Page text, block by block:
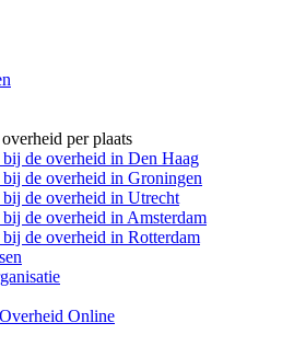
per plaats
bij de overheid in Den Haag
bij de overheid in Groningen
bij de overheid in Utrecht
bij de overheid in Amsterdam
bij de overheid in Rotterdam
Online